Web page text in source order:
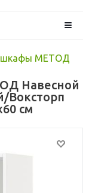
шкафы МЕТОД
Навесной
Воксторп
см